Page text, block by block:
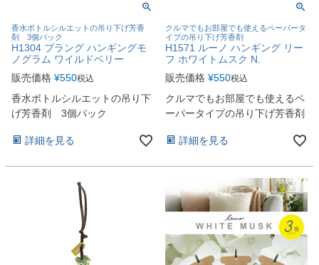
香水ボトルシルエットの吊り下げ芳香
剤 3個パック
H1304 ブラング ハンギングモ
ノグラム ワイルドベリー
販売価格 ¥550税込
香水ボトルシルエットの吊り下
げ芳香剤 3個パック
詳細を見る
クルマでもお部屋でも使えるペーパータ
イプの吊り下げ芳香剤
H1571 ルーノ ハンギング リー
フ ホワイトムスク N.
販売価格 ¥550税込
クルマでもお部屋でも使えるペ
ーパータイプの吊り下げ芳香剤
詳細を見る